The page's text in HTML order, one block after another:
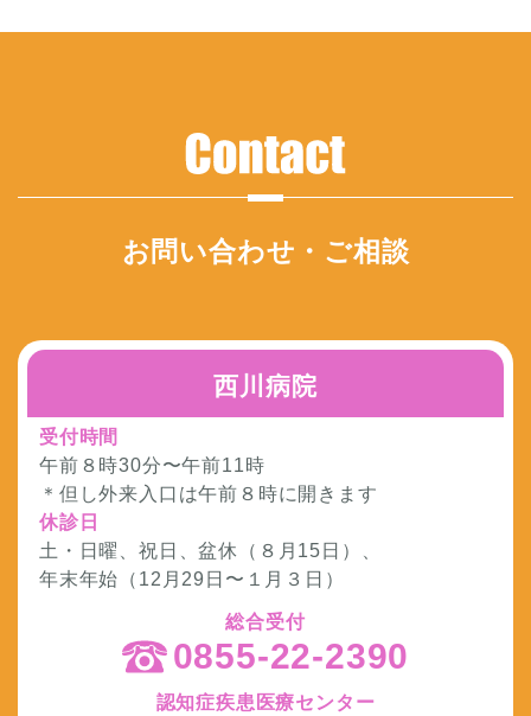
お問い合わせ・ご相談
西川病院
受付時間
午前８時30分〜午前11時
＊但し外来入口は午前８時に開きます
休診日
土・日曜、祝日、盆休（８月15日）、
年末年始（12月29日〜１月３日）
総合受付
0855-22-2390
認知症疾患医療センター